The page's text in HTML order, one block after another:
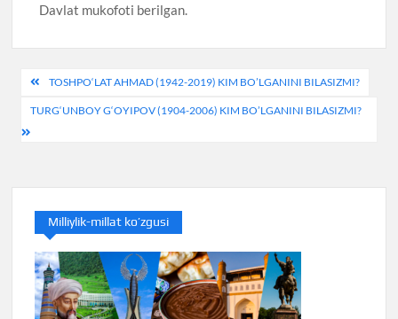
Davlat mukofoti berilgan.
Post
menyusi
TOSHPO‘LAT AHMAD (1942-2019) KIM BO’LGANINI BILASIZMI?
TURG‘UNBOY G‘OYIPOV (1904-2006) KIM BO’LGANINI BILASIZMI?
Milliylik-millat ko’zgusi